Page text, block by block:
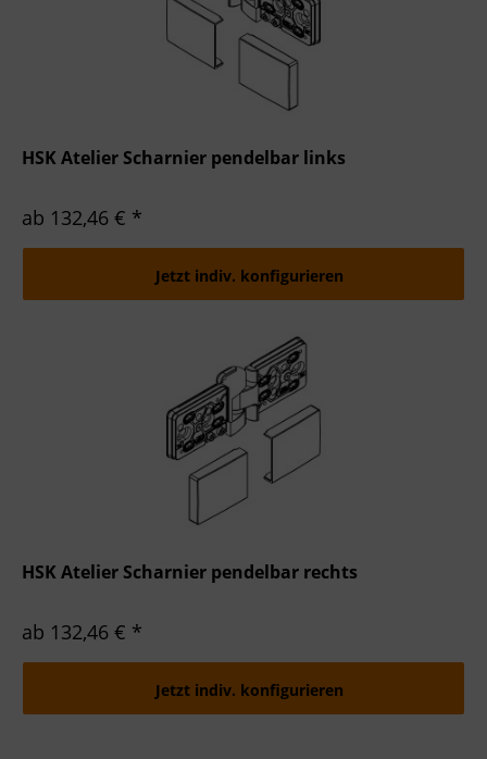
HSK Atelier Scharnier pendelbar links
ab 132,46 € *
Jetzt indiv. konfigurieren
HSK Atelier Scharnier pendelbar rechts
ab 132,46 € *
Jetzt indiv. konfigurieren